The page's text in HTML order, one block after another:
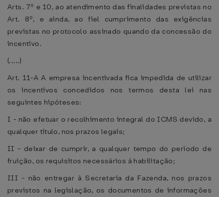
Arts. 7º e 10, ao atendimento das finalidades previstas no
Art. 8º, e ainda, ao fiel cumprimento das exigências
previstas no protocolo assinado quando da concessão do
incentivo.
(.....)
Art. 11-A A empresa incentivada fica impedida de utilizar
os incentivos concedidos nos termos desta lei nas
seguintes hipóteses:
I - não efetuar o recolhimento integral do ICMS devido, a
qualquer título, nos prazos legais;
II - deixar de cumprir, a qualquer tempo do período de
fruição, os requisitos necessários à habilitação;
III - não entregar à Secretaria da Fazenda, nos prazos
previstos na legislação, os documentos de informações